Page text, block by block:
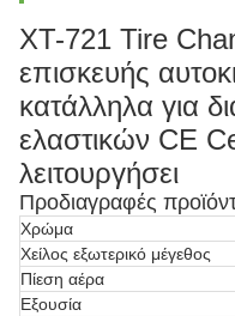
XT-721 Tire
επισκευής
κατάλληλα για
ελαστικών CE
λειτουργήσει
Προδιαγραφές
Χρώμα
Χείλος εξωτερικό μέγεθος
Πίεση αέρα
Εξουσία